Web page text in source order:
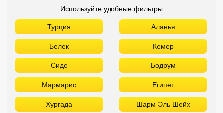
Используйте удобные фильтры
Турция Аланья
Белек Кемер
Сиде Бодрум
Мармарис Египет
Хургада Шарм Эль Шейх